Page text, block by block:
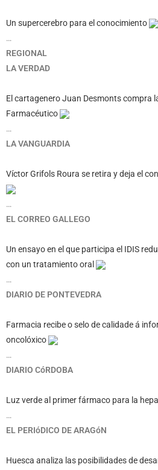
Un supercerebro para el conocimiento
…
REGIONAL
LA VERDAD
El cartagenero Juan Desmonts compra
Farmacéutico
…
LA VANGUARDIA
Víctor Grifols Roura se retira y deja el
…
EL CORREO GALLEGO
Un ensayo en el que participa el IDIS
con un tratamiento oral
…
DIARIO DE PONTEVEDRA
Farmacia recibe o selo de calidade á
oncolóxico
…
DIARIO CóRDOBA
Luz verde al primer fármaco para la
…
EL PERIóDICO DE ARAGóN
Huesca analiza las posibilidades de